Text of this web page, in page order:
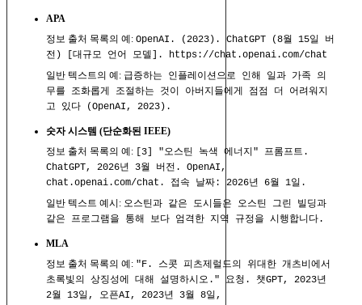
APA
정보 출처 목록의 예: OpenAI. (2023). ChatGPT (8월 15일 버
전) [대규모 언어 모델]. https://chat.openai.com/chat
일반 텍스트의 예: 급증하는 인플레이션으로 인해 일과 가족 의
무를 조화롭게 조절하는 것이 아버지들에게 점점 더 어려워지
고 있다 (OpenAI, 2023).
숫자 시스템 (단순화된 IEEE)
정보 출처 목록의 예:
[3] "오스틴 녹색 에너지" 프롬프트.
ChatGPT, 2026년 3월 버전. OpenAI,
chat.openai.com/chat. 접속 날짜: 2026년 6월 1일.
일반 텍스트 예시: 오스틴과 같은 도시들은 오스틴 그린 빌딩과
같은 프로그램을 통해 보다 엄격한 지역 규정을 시행합니다.
MLA
정보 출처 목록의 예: "F. 스콧 피츠제럴드의 위대한 개츠비에서
초록빛의 상징성에 대해 설명하시오." 요청. 챗GPT, 2023년
2월 13일, 오픈AI, 2023년 3월 8일,